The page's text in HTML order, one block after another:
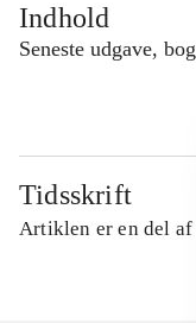
Indhold
Seneste udgave, bog
Tidsskrift
Artiklen er en del af